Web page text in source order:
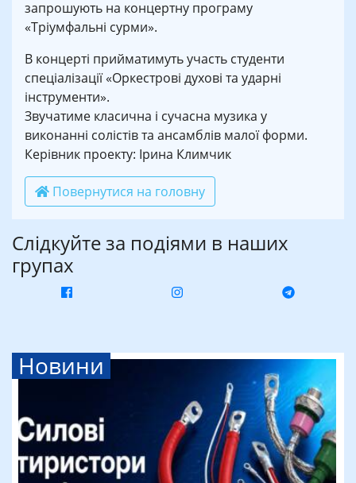
запрошують на концертну програму
«Тріумфальні сурми».
В концерті прийматимуть участь студенти
спеціалізації «Оркестрові духові та ударні
інструменти».
Звучатиме класична і сучасна музика у
виконанні солістів та ансамблів малої форми.
Керівник проекту: Ірина Климчик
Повернутися на головну
Слідкуйте за подіями в наших
групах
Новини